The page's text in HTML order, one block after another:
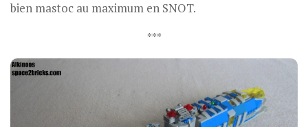
bien mastoc au maximum en SNOT.
***